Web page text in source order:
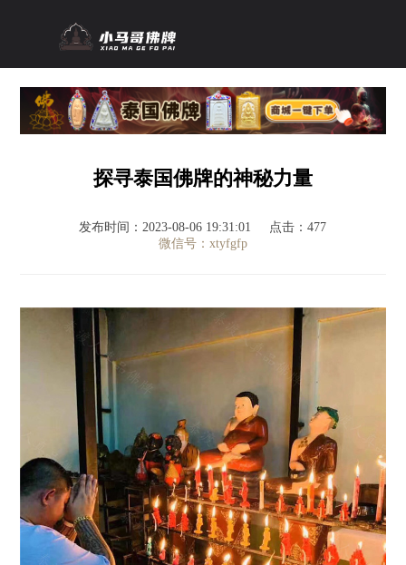
探寻泰国佛牌的神秘力量
发布时间：2023-08-06 19:31:01
点击：477
微信号：xtyfgfp